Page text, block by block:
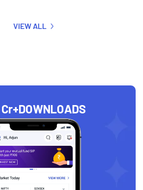
VIEW ALL
DOWNLOADS